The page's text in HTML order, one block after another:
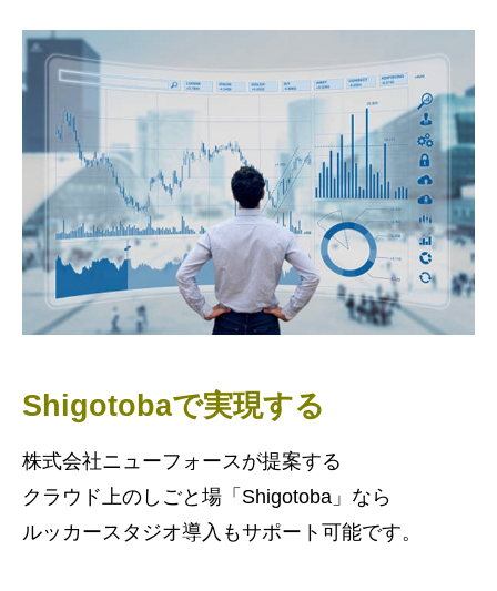
Shigotobaで実現する
株式会社ニューフォースが提案する
クラウド上のしごと場「Shigotoba」なら
ルッカースタジオ導入もサポート可能です。